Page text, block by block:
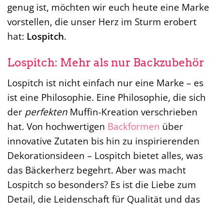
genug ist, möchten wir euch heute eine Marke
vorstellen, die unser Herz im Sturm erobert
hat: Lospitch.
Lospitch: Mehr als nur Backzubehör
Lospitch ist nicht einfach nur eine Marke – es
ist eine Philosophie. Eine Philosophie, die sich
der perfekten Muffin-Kreation verschrieben
hat. Von hochwertigen Backformen über
innovative Zutaten bis hin zu inspirierenden
Dekorationsideen – Lospitch bietet alles, was
das Bäckerherz begehrt. Aber was macht
Lospitch so besonders? Es ist die Liebe zum
Detail, die Leidenschaft für Qualität und das